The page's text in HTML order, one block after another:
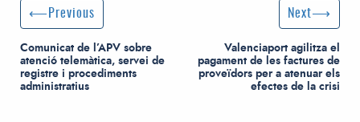
Post navigation
Previous Post
Previous
Comunicat de l’APV sobre
atenció telemàtica, servei de
registre i procediments
administratius
Next Post
Next
Valenciaport agilitza el
pagament de les factures de
proveïdors per a atenuar els
efectes de la crisi